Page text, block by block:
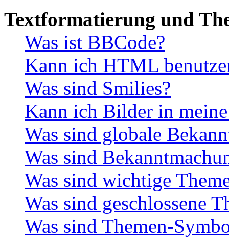
Textformatierung und
Was ist BBCode?
Kann ich HTML
Was sind Smilies?
Kann ich Bilder in
Was sind globale
Was sind
Was sind wichtige
Was sind geschlossene
Was sind Themen-